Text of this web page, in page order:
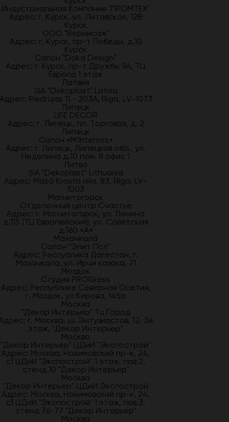
Индустриальная Компания "ПРОМТЕХ"
Адрес: г. Курск, ул. Литовская, 12В
Курск
ООО "Вернисаж"
Адрес: г. Курск, пр-т Победы, д.10
Курск
Салон "Doka Design"
Адрес: г. Курск, пр-т Дружбы 9А, ТЦ
Европа 1 этаж
Латвия
SIA "Dekoplast" Latvia
Piedrujas 11 - 203A, Riga, LV-1073
Липецк
LIFE DÉCOR
Адрес: г. Липецк, пл. Торговая, д. 2
Липецк
Салон «M`Interiors»
Адрес: г. Липецк, Липецкая обл., ул.
Неделина д.10 пом. 8 офис 1
Литва
SIA "Dekoplast" Lithuania
Адрес: Mazā Krasta iela, 83, Rīga, LV-
1003
Магнитогорск
Отделочный центр Счастье
Адрес: г. Магнитогорск, ул. Ленина
д.115 (ТЦ Европейский); ул. Советская
д.160 «А»
Махачкала
Салон "Элит Пол"
Адрес: Республика Дагестан, г.
Махачкала, ул. Ирчи казака, 71
Моздок
Студия PROGress
Адрес: Республике Северная Осетия,
г. Моздок, ул.Кирова, 145а
Москва
"Декор Интерьер" Тц Город
г. Москва, ш. Энтузиастов, 12, 3й
этаж, "Декор Интерьер"
Москва
"Декор Интерьер" ЦДиИ "Экспострой"
Адрес: Москва, Нахимовский пр-к, 24,
с1 ЦДиИ "Экспострой" 1 этаж, пав.2,
стенд 10 "Декор Интерьер"
Москва
"Декор Интерьер" ЦДиИ Экспострой
Адрес: Москва, Нахимовский пр-к, 24,
с1 ЦДиИ "Экспострой" 1 этаж, пав.3,
стенд 76-77 "Декор Интерьер"
Москва